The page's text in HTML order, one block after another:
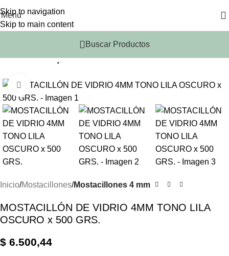
Skip to navigation
Skip to main content
Menu
Buscar Productos
*
Click to enlarge
Inicio Mostacillones Mostacillones 4 mm
MOSTACILLÓN DE VIDRIO 4MM TONO LILA
OSCURO x 500 GRS.
$ 6.500,44